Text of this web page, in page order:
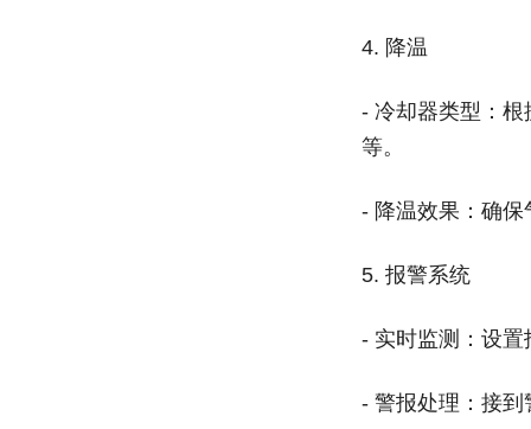
4. 降温
- 冷却器类型：
等。
- 降温效果：确
5. 报警系统
- 实时监测：设
- 警报处理：接